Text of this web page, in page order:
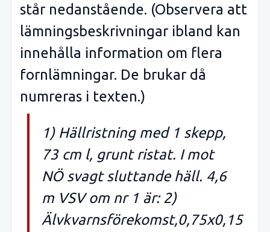
står nedanstående. (Observera att
lämningsbeskrivningar ibland kan
innehålla information om flera
fornlämningar. De brukar då
numreras i texten.)
1) Hällristning med 1 skepp,
73 cm l, grunt ristat. I mot
NÖ svagt sluttande häll. 4,6
m VSV om nr 1 är: 2)
Älvkvarnsförekomst,0,75x0,15